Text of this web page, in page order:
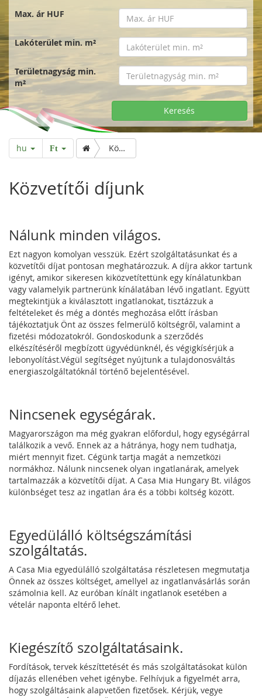
Max. ár HUF
Lakóterület min. m²
Területnagyság min.
m²
Keresés
hu Ft Közvetítői díjunk
Közvetítői díjunk
Nálunk minden világos.
Ezt nagyon komolyan vesszük. Ezért szolgáltatásunkat és a
közvetítői díjat pontosan meghatározzuk. A díjra akkor tartunk
igényt, amikor sikeresen kiközvetítettünk egy kínálatunkban
vagy valamelyik partnerünk kínálatában lévő ingatlant. Együtt
megtekintjük a kiválasztott ingatlanokat, tisztázzuk a
feltételeket és még a döntés meghozása előtt írásban
tájékoztatjuk Önt az összes felmerülő költségről, valamint a
fizetési módozatokról. Gondoskodunk a szerződés
elkészítéséről megbízott ügyvédünknél, és végigkísérjük a
lebonyolítást.Végül segítséget nyújtunk a tulajdonosváltás
energiaszolgáltatóknál történő bejelentésével.
Nincsenek egységárak.
Magyarországon ma még gyakran előfordul, hogy egységárral
találkozik a vevő. Ennek az a hátránya, hogy nem tudhatja,
miért mennyit fizet. Cégünk tartja magát a nemzetközi
normákhoz. Nálunk nincsenek olyan ingatlanárak, amelyek
tartalmazzák a közvetítői díjat. A Casa Mia Hungary Bt. világos
különbséget tesz az ingatlan ára és a többi költség között.
Egyedülálló költségszámítási
szolgáltatás.
A Casa Mia egyedülálló szolgáltatása részletesen megmutatja
Önnek az összes költséget, amellyel az ingatlanvásárlás során
számolnia kell. Az euróban kínált ingatlanok esetében a
vételár naponta eltérő lehet.
Kiegészítő szolgáltatásaink.
Fordítások, tervek készíttetését és más szolgáltatásokat külön
díjazás ellenében vehet igénybe. Felhívjuk a figyelmét arra,
hogy szolgáltásaink alapvetően fizetősek. Kérjük, vegye